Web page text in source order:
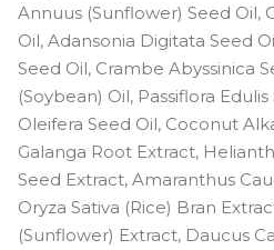
Annuus (Sunflower) Seed Oil,
Oil, Adansonia Digitata Seed
Seed Oil, Crambe Abyssinica
(Soybean) Oil, Passiflora
Oleifera Seed Oil, Coconut
Galanga Root Extract,
Seed Extract, Amaranthus
Oryza Sativa (Rice) Bran
(Sunflower) Extract, Daucus